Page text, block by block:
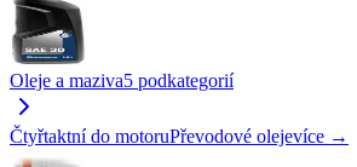
Oleje a maziva5 podkategorií
Čtyřtaktní do motoruPřevodové olejevíce →